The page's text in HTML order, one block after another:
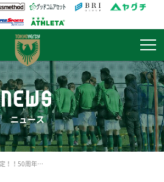
NEWS
ニュース
50着限定！！50周年記念ダウンジャケット販売のお知らせ